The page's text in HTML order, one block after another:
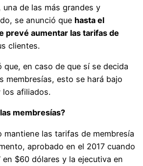
una de las más grandes y
se anunció que hasta el
prevé aumentar las tarifas de
clientes.
que, en caso de que sí se decida
membresías, esto se hará bajo
los afiliados.
membresías?
mantiene las tarifas de membresía
aprobado en el 2017 cuando
en $60 dólares y la ejecutiva en